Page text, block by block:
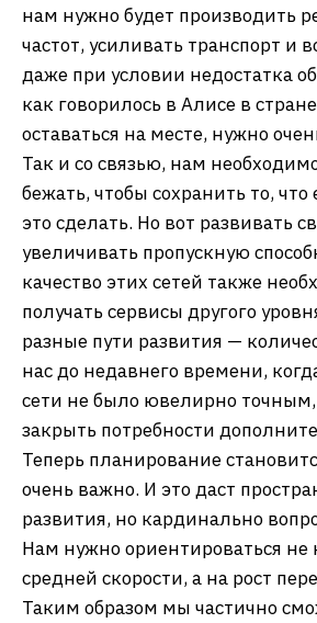
нам нужно будет производить
частот, усиливать транспорт и
даже при условии недостатка
как говорилось в Алисе в
оставаться на месте, нужно
Так и со связью, нам
бежать, чтобы сохранить то,
это сделать. Но вот развивать
увеличивать пропускную
качество этих сетей также
получать сервисы другого
разные пути развития —
нас до недавнего времени,
сети не было ювелирно
закрыть потребности
Теперь планирование
очень важно. И это даст
развития, но кардинально
Нам нужно ориентироваться не
средней скорости, а на рост
Таким образом мы частично